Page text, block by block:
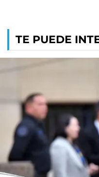
TE PUEDE